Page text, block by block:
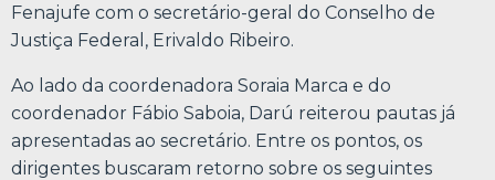
Fenajufe com o secretário-geral do Conselho de
Justiça Federal, Erivaldo Ribeiro.
Ao lado da coordenadora Soraia Marca e do
coordenador Fábio Saboia, Darú reiterou pautas já
apresentadas ao secretário. Entre os pontos, os
dirigentes buscaram retorno sobre os seguintes